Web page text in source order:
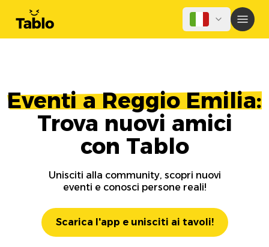
Eventi a Reggio Emilia:
Trova nuovi amici
con Tablo
Unisciti alla community, scopri nuovi
eventi e conosci persone reali!
Scarica l'app e unisciti ai tavoli!